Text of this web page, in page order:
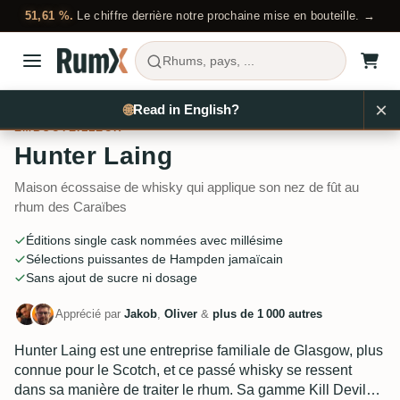
51,61 %. Le chiffre derrière notre prochaine mise en bouteille. →
Rhums, pays, ...
Embouteilleurs Hunter Laing
EMBOUTEILLEUR
Hunter Laing
Maison écossaise de whisky qui applique son nez de fût au
rhum des Caraïbes
Éditions single cask nommées avec millésime
Sélections puissantes de Hampden jamaïcain
Sans ajout de sucre ni dosage
Apprécié par Jakob, Oliver & plus de 1 000 autres
Hunter Laing est une entreprise familiale de Glasgow, plus
connue pour le Scotch, et ce passé whisky se ressent
dans sa manière de traiter le rhum. Sa gamme Kill Devil
🌐Read in English? ×